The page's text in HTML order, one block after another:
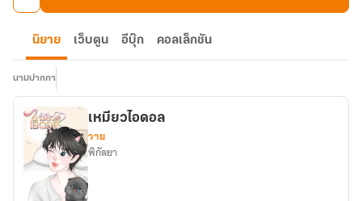
นิยาย เว็บตูน อีบุ๊ก คอลเล็กชัน
นามปากกา
เหมียวไอดอล
วาย
พิกัลยา